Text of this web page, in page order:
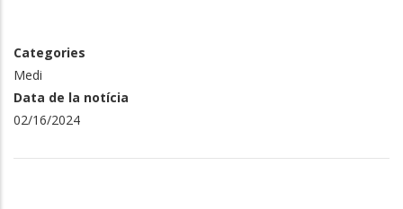
Categories
Medi
Data de la notícia
02/16/2024